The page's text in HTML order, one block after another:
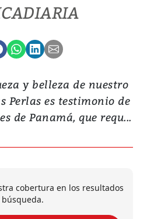
y belleza de nuestro
Perlas es testimonio de
de Panamá, que requ...
cobertura en los resultados